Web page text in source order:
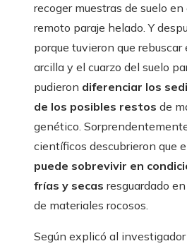
recoger muestras de suelo en
remoto paraje helado. Y
porque tuvieron que rebuscar
arcilla y el cuarzo del suelo
pudieron diferenciar los
de los posibles restos de
genético.
científicos descubrieron que
puede sobrevivir en
frías y secas resguardado
de materiales rocosos.
Según explicó al investigador